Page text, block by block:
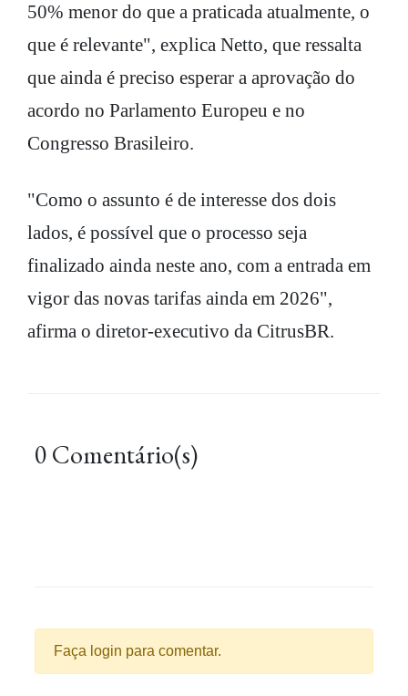
50% menor do que a praticada atualmente, o
que é relevante", explica Netto, que ressalta
que ainda é preciso esperar a aprovação do
acordo no Parlamento Europeu e no
Congresso Brasileiro.
"Como o assunto é de interesse dos dois
lados, é possível que o processo seja
finalizado ainda neste ano, com a entrada em
vigor das novas tarifas ainda em 2026",
afirma o diretor-executivo da CitrusBR.
0 Comentário(s)
Faça login para comentar.